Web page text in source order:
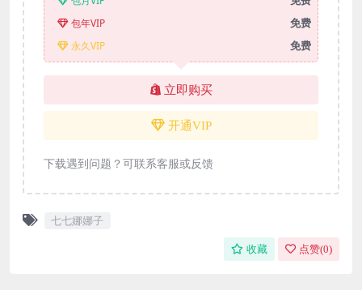
包年VIP 免费
永久VIP 免费
立即购买
开通VIP
下载遇到问题？可联系客服或反馈
七七娜娜子
收藏 点赞(0)